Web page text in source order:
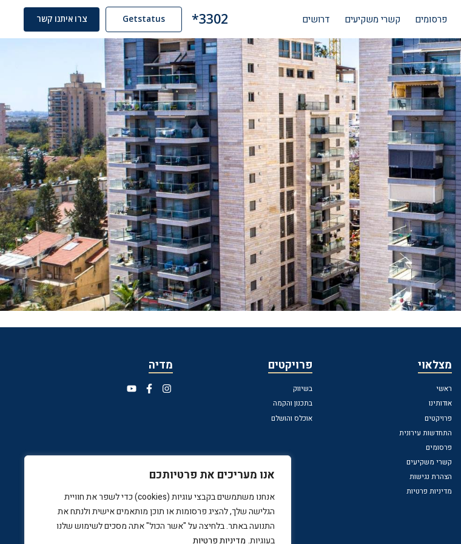
אנו מעריכים את פרטיותכם
אנחנו משתמשים בקבצי עוגיות (cookies) כדי לשפר את חוויית
הגלישה שלך, להציג פרסומות או תוכן מותאמים אישית ולנתח את
התנועה באתר. בלחיצה על "אשר הכול" אתה מסכים לשימוש שלנו
בעוגיות. מדיניות פרטיות
פרסומים קשרי משקיעים דרושים 3302*
Getstatus צרו איתנו קשר
מצלאוי
ראשי
אודותינו
פרויקטים
התחדשות עירונית
פרסומים
קשרי משקיעים
הצהרת נגישות
מדיניות פרטיות
פרויקטים
בשיווק
בתכנון והקמה
אוכלס והושלם
מדיה